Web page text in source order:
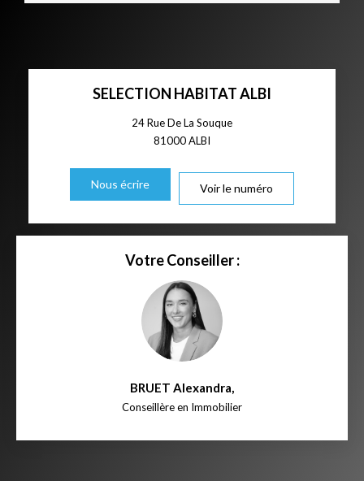
SELECTION HABITAT ALBI
24 Rue De La Souque
81000ALBI
Nous écrire Voir le numéro
Votre Conseiller :
BRUET Alexandra,
Conseillère en Immobilier